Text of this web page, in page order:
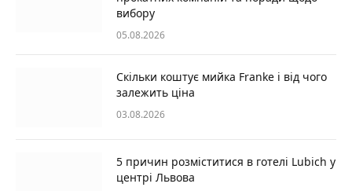
вибору
05.08.2026
Скільки коштує мийка Franke і від чого
залежить ціна
03.08.2026
5 причин розміститися в готелі Lubich у
центрі Львова